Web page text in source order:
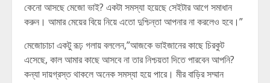
কেনো আসছে মেজো ভাই? একটা সমস্যা হয়েছে সেইটার আগে সমাধান
করুন। আমার মেয়ের বিয়ে নিয়ে এতো দুশ্চিন্তা আপনার না করলেও হবে।”
মেজোচাচা একটু রূঢ় গলায় বললেন,”আজকে ভাইজানের কাছে চিরকুট
এসেছে, কাল আমার কাছে আসবে না তার নিশ্চয়তা দিতে পারবেন আপনি?
কন্যা দায়গ্রস্ত থাকলে অনেক সমস্যা হয়ে পারে। মীর বাড়ির সম্মান